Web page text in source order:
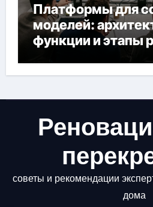
Платформы для
моделей:
функции и этапы
советы и рекомендации
дома